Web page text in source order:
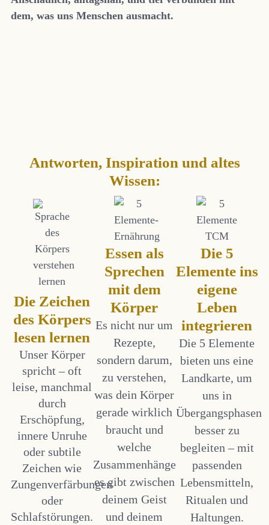
dem, was uns Menschen ausmacht.
Antworten, Inspiration und altes
Wissen:
Die Zeichen
des Körpers
lesen lernen
Unser Körper
spricht – oft
leise, manchmal
durch
Erschöpfung,
innere Unruhe
oder subtile
Zeichen wie
Zungenverfärbungen
oder
Schlafstörungen.
Essen als
Sprechen
mit dem
Körper
Es nicht nur um
Rezepte,
sondern darum,
zu verstehen,
was dein Körper
gerade wirklich
braucht und
welche
Zusammenhänge
es gibt zwischen
deinem Geist
und deinem
Die 5
Elemente ins
eigene
Leben
integrieren
Die 5 Elemente
bieten uns eine
Landkarte, um
uns in
Übergangsphasen
besser zu
begleiten – mit
passenden
Lebensmitteln,
Ritualen und
Haltungen.